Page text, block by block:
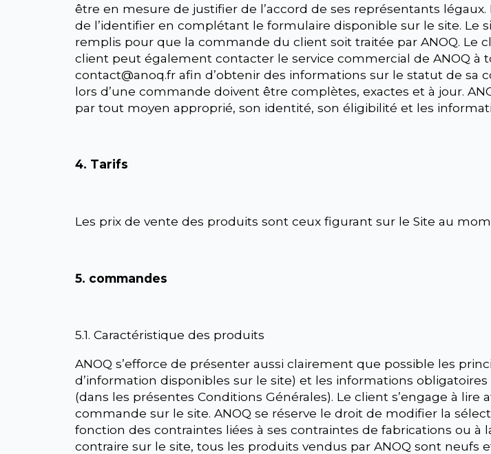
être en mesure de justifier de l’accord de ses représentants
de l’identifier en complétant le formulaire disponible sur le site. Le
remplis pour que la commande du client soit traitée par ANOQ. Le
client peut également contacter le service commercial de ANOQ à
contact@anoq.fr afin d’obtenir des informations sur le statut de sa
lors d’une commande doivent être complètes, exactes et à jour.
par tout moyen approprié, son identité, son éligibilité et les
4. Tarifs
Les prix de vente des produits sont ceux figurant sur le Site au
5. commandes
5.1. Caractéristique des produits
ANOQ s’efforce de présenter aussi clairement que possible les
d’information disponibles sur le site) et les informations
(dans les présentes Conditions Générales). Le client s’engage à
commande sur le site. ANOQ se réserve le droit de modifier la
fonction des contraintes liées à ses contraintes de fabrications ou à
contraire sur le site, tous les produits vendus par ANOQ sont